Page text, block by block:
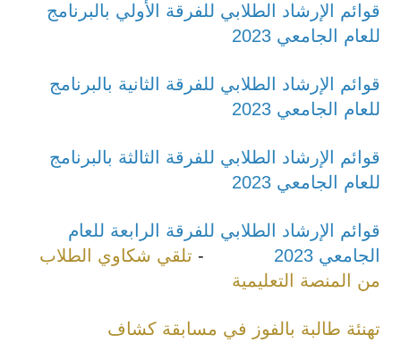
قوائم الإرشاد الطلابي للفرقة الأولي بالبرنامج
للعام الجامعي 2023
قو ائم الإرشاد الطلابي للفرقة الثانية بالبرنامج
للعام الجامعي 2023
قو ائم الإرشاد الطلابي للفرقة الثالثة بالبرنامج
للعام الجامعي 2023
قوائم الإرشاد الطلابي للفرقة الرابعة للعام
الجامعي 2023
- تلقي شكاوي الطلاب
من المنصة التعليمية
تهنئة طالبة بالفوز في مسابقة كشاف